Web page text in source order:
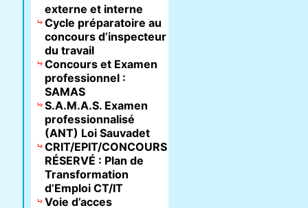
externe et interne
Cycle préparatoire au
concours d’inspecteur
du travail
Concours et Examen
professionnel :
SAMAS
S.A.M.A.S. Examen
professionnalisé
(ANT) Loi Sauvadet
CRIT/EPIT/CONCOURS
RÉSERVÉ : Plan de
Transformation
d’Emploi CT/IT
Voie d’acces